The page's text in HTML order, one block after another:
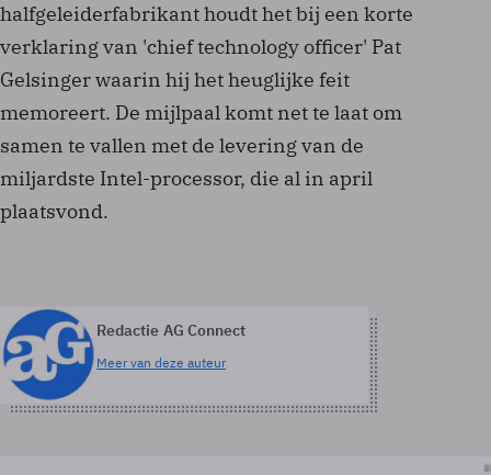
halfgeleiderfabrikant houdt het bij een korte
verklaring van 'chief technology officer' Pat
Gelsinger waarin hij het heuglijke feit
memoreert. De mijlpaal komt net te laat om
samen te vallen met de levering van de
miljardste Intel-processor, die al in april
plaatsvond.
Redactie AG Connect
Meer van deze auteur